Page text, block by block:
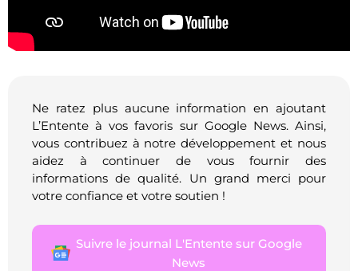
Ne ratez plus aucune information en ajoutant
L’Entente à vos favoris sur Google News. Ainsi,
vous contribuez à notre développement et nous
aidez à continuer de vous fournir des
informations de qualité. Un grand merci pour
votre confiance et votre soutien !
Suivre le journal L'Entente sur Google
News